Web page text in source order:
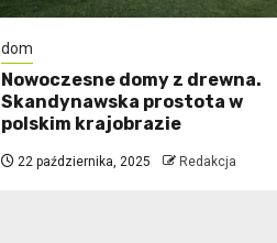
dom
Nowoczesne domy z drewna.
Skandynawska prostota w
polskim krajobrazie
22 października, 2025 Redakcja